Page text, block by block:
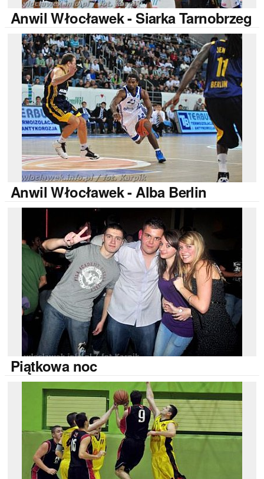
Anwil Włocławek - Siarka Tarnobrzeg
Anwil Włocławek - Alba Berlin
Piątkowanoc